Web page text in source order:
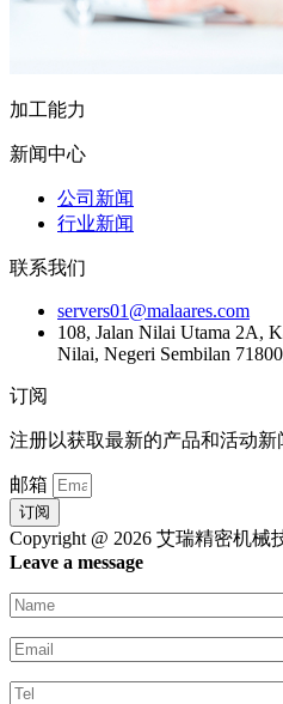
加工能力
新闻中心
公司新闻
行业新闻
联系我们
servers01@malaares.com
108, Jalan Nilai Utama 2A,
Nilai, Negeri Sembilan
订阅
注册以获取最新的产品和活动新
邮箱
订阅
Copyright @ 2026 艾瑞精密机械
Leave a message